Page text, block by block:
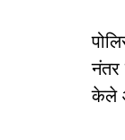
नंतर
केले